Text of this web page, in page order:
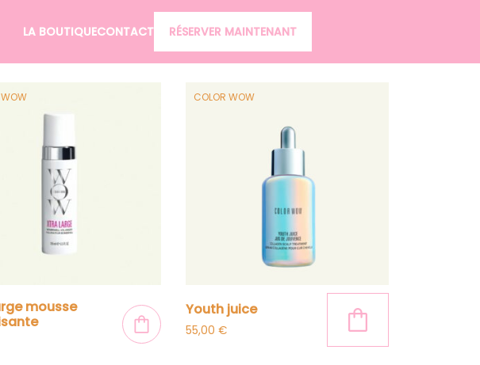
LA BOUTIQUECONTACT RÉSERVER MAINTENANT
COLOR WOW
youth juice
55,00€